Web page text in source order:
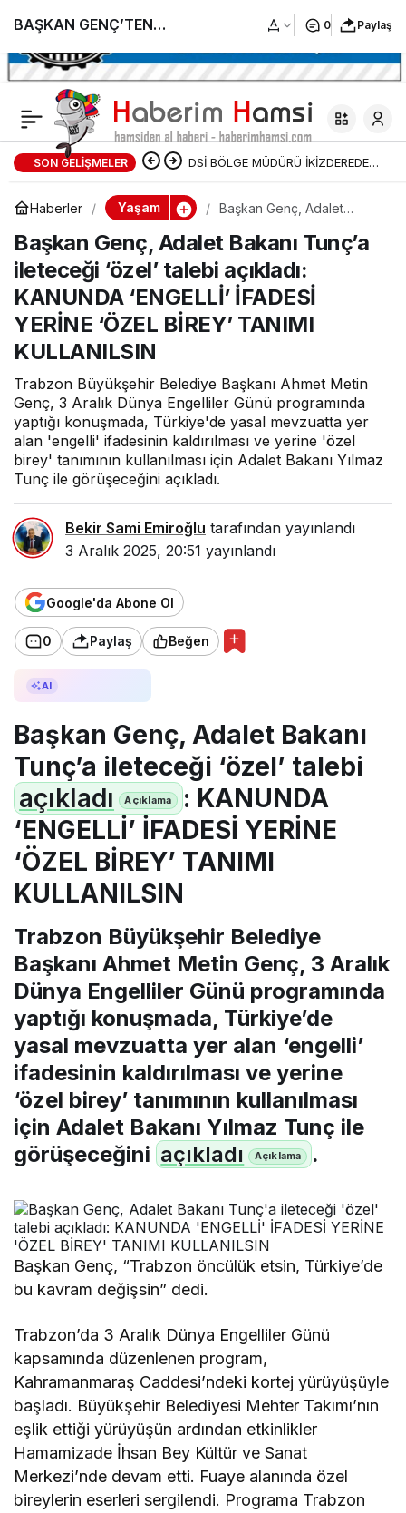
SON GELIŞMELER DSİ BÖLGE MÜDÜRÜ İKİZDEREDE
DSİ TARAFINDAN YAPILAN
TAŞKIN KORUMA ÇALIŞMALARI
DEVAM EDİYOR
Haberler Yaşam
Başkan Genç, Adalet
‘özel’ talebi açıkladı:
KANUNDA ‘ENGELLİ’
İFADESİ YERİNE ‘ÖZEL
BİREY’ TANIMI KULLANILSIN
Başkan Genç, Adalet Bakanı Tunç’a
ileteceği ‘özel’ talebi açıkladı:
KANUNDA ‘ENGELLİ’ İFADESİ
YERİNE ‘ÖZEL BİREY’ TANIMI
KULLANILSIN
Trabzon Büyükşehir Belediye Başkanı Ahmet Metin
Genç, 3 Aralık Dünya Engelliler Günü programında
yaptığı konuşmada, Türkiye'de yasal mevzuatta yer
alan 'engelli' ifadesinin kaldırılması ve yerine 'özel
birey' tanımının kullanılması için Adalet Bakanı Yılmaz
Tunç ile görüşeceğini açıkladı.
Bekir Sami Emiroğlu tarafından yayınlandı
3 Aralık 2025, 20:51 yayınlandı
Google'da Abone Ol
0 Paylaş Beğen
AI
Başkan Genç, Adalet Bakanı
Tunç’a ileteceği ‘özel’ talebi
açıkladı
: KANUNDA
‘ENGELLİ’ İFADESİ YERİNE
‘ÖZEL BİREY’ TANIMI
KULLANILSIN
Trabzon Büyükşehir Belediye
Başkanı Ahmet Metin Genç, 3 Aralık
Dünya Engelliler Günü programında
yaptığı konuşmada, Türkiye’de
yasal mevzuatta yer alan ‘engelli’
ifadesinin kaldırılması ve yerine
‘özel birey’ tanımının kullanılması
için Adalet Bakanı Yılmaz Tunç ile
görüşeceğini açıkladı .
Başkan Genç, “Trabzon öncülük etsin, Türkiye’de
bu kavram değişsin” dedi.
Trabzon’da 3 Aralık Dünya Engelliler Günü
kapsamında düzenlenen program,
Kahramanmaraş Caddesi’ndeki kortej yürüyüşüyle
başladı. Büyükşehir Belediyesi Mehter Takımı’nın
eşlik ettiği yürüyüşün ardından etkinlikler
Hamamizade İhsan Bey Kültür ve Sanat
Merkezi’nde devam etti. Fuaye alanında özel
bireylerin eserleri sergilendi. Programa Trabzon
BAŞKAN GENÇ’TEN
ENGELLİLER GÜNÜ
MESAJI
0 Paylaş